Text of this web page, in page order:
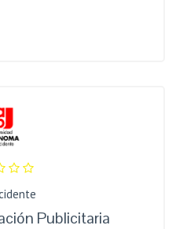
Publicitaria